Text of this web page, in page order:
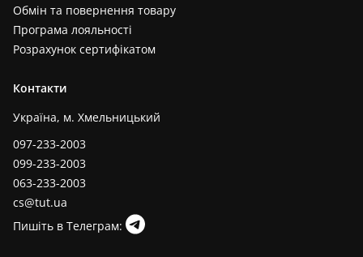
Обмін та повернення товару
Програма лояльності
Розрахунок сертифікатом
Контакти
Україна, м. Хмельницький
097-233-2003
099-233-2003
063-233-2003
cs@tut.ua
Пишіть в Телеграм: